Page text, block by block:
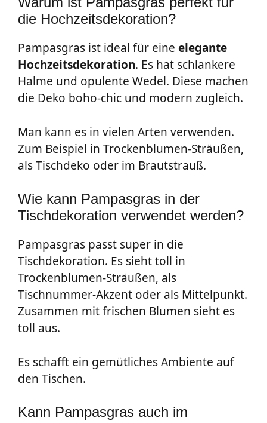
die Hochzeitsdekoration?
Pampasgras ist ideal für eine elegante
Hochzeitsdekoration. Es hat schlankere
Halme und opulente Wedel. Diese machen
die Deko boho-chic und modern zugleich.
Man kann es in vielen Arten verwenden.
Zum Beispiel in Trockenblumen-Sträußen,
als Tischdeko oder im Brautstrauß.
Wie kann Pampasgras in der
Tischdekoration verwendet werden?
Pampasgras passt super in die
Tischdekoration. Es sieht toll in
Trockenblumen-Sträußen, als
Tischnummer-Akzent oder als Mittelpunkt.
Zusammen mit frischen Blumen sieht es
toll aus.
Es schafft ein gemütliches Ambiente auf
den Tischen.
Kann Pampasgras auch im